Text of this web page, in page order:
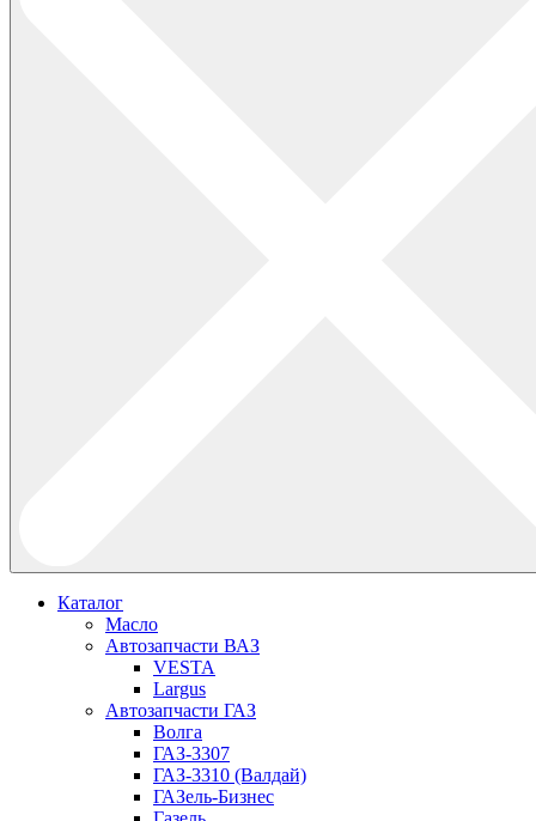
Каталог
Масло
Автозапчасти ВАЗ
VESTA
Largus
Автозапчасти ГАЗ
Волга
ГАЗ-3307
ГАЗ-3310 (Валдай)
ГАЗель-Бизнес